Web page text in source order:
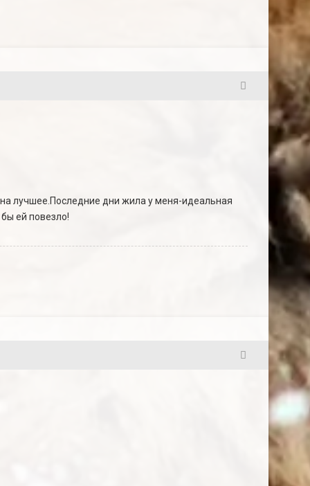
лучшее.Последние дни жила у меня-идеальная
ей повезло!